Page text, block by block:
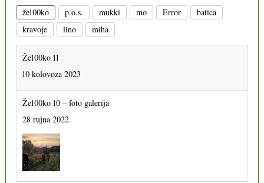
že100ko p.o.s. mukki mo Error
batica
kravoje
lino miha
Že100ko 11
10 kolovoza 2023
Že100ko 10 – foto galerija
28 rujna 2022